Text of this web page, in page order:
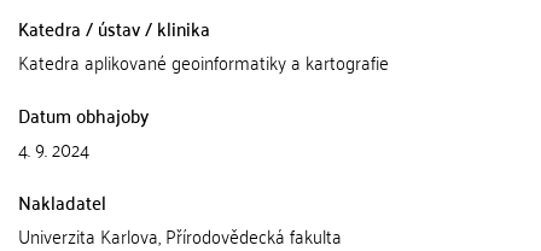
Katedra / ústav / klinika
Katedra aplikované geoinformatiky a kartografie
Datum obhajoby
4. 9. 2024
Nakladatel
Univerzita Karlova, Přírodovědecká fakulta